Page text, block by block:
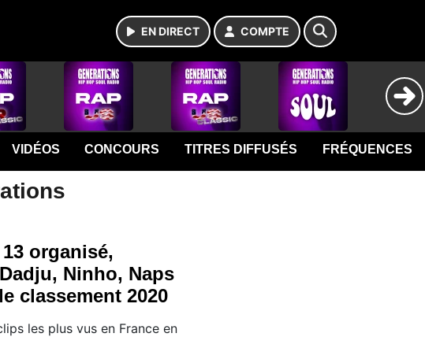
EN DIRECT COMPTE
VIDÉOS CONCOURS TITRES DIFFUSÉS FRÉQUENCES
organisé,
Ninho, Naps
classement 2020
les plus vus en France en